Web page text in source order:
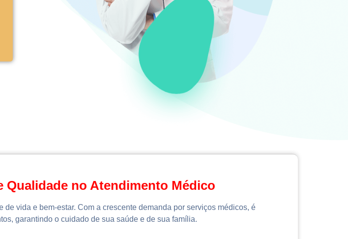
Qualidade no Atendimento Médico
vida e bem-estar. Com a crescente demanda por serviços médicos, é
garantindo o cuidado de sua saúde e de sua família.